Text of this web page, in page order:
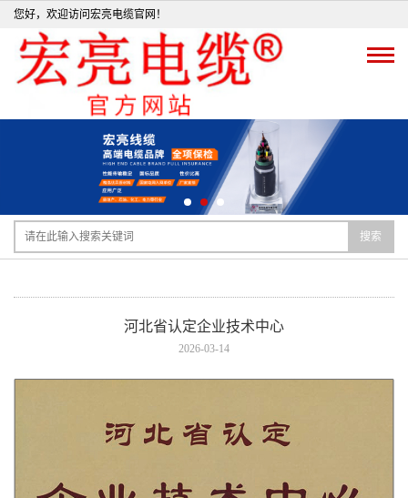
您好，欢迎访问宏亮电缆官网！
搜索
河北省认定企业技术中心
2026-03-14